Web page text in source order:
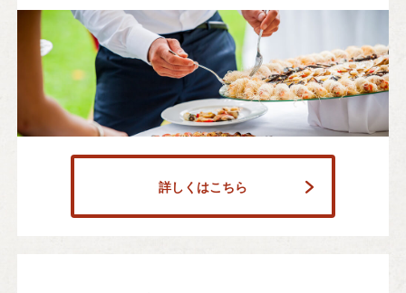
詳しくはこちら